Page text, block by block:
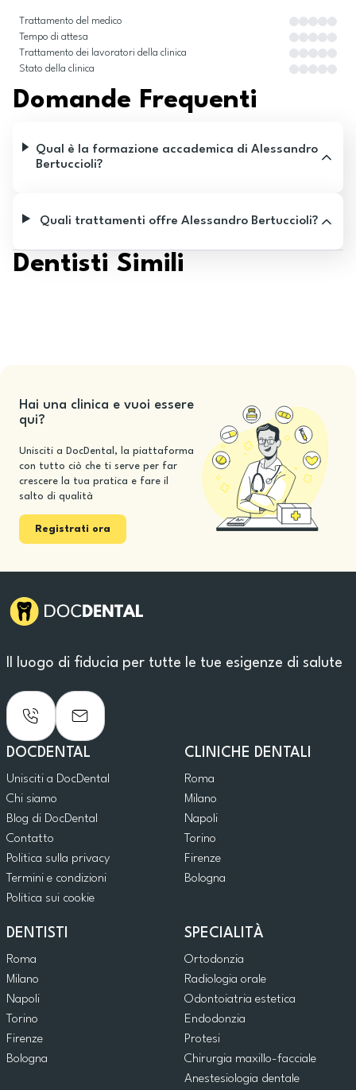
Trattamento del medico
Tempo di attesa
Trattamento dei lavoratori della clinica
Stato della clinica
Domande Frequenti
Qual è la formazione accademica di Alessandro
Bertuccioli?
Quali trattamenti offre Alessandro Bertuccioli?
Dentisti Simili
Hai una clinica e vuoi essere
qui?
Unisciti a DocDental, la piattaforma
con tutto ciò che ti serve per far
crescere la tua pratica e fare il
salto di qualità
Registrati ora
Il luogo di fiducia per tutte le tue esigenze di salute
DOCDENTAL
Unisciti a DocDental
Chi siamo
Blog di DocDental
Contatto
Politica sulla privacy
Termini e condizioni
Politica sui cookie
CLINICHE DENTALI
Roma
Milano
Napoli
Torino
Firenze
Bologna
DENTISTI
Roma
Milano
Napoli
Torino
Firenze
Bologna
SPECIALITÀ
Ortodonzia
Radiologia orale
Odontoiatria estetica
Endodonzia
Protesi
Chirurgia maxillo-facciale
Anestesiologia dentale